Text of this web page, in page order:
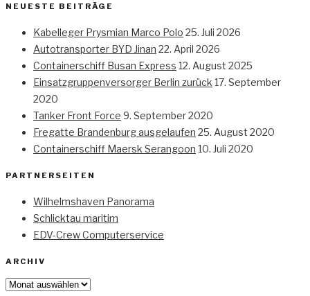
NEUESTE BEITRÄGE
Kabelleger Prysmian Marco Polo 25. Juli 2026
Autotransporter BYD Jinan 22. April 2026
Containerschiff Busan Express 12. August 2025
Einsatzgruppenversorger Berlin zurück 17. September
2020
Tanker Front Force 9. September 2020
Fregatte Brandenburg ausgelaufen 25. August 2020
Containerschiff Maersk Serangoon 10. Juli 2020
PARTNERSEITEN
Wilhelmshaven Panorama
Schlicktau maritim
EDV-Crew Computerservice
ARCHIV
Archiv